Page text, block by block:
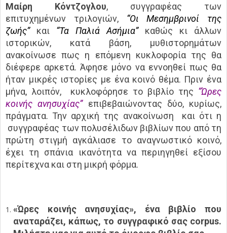
Μαίρη Κόντζογλου, συγγραφέας των
επιτυχημένων τριλογιών, “Οι Μεσημβρινοί της
ζωής”και “Τα Παλιά Ασήμια”καθώς κι άλλων
ιστορικών, κατά βάση, μυθιστορημάτων
ανακοίνωσε πως η επόμενη κυκλοφορία της θα
διέφερε αρκετά. Άφησε μόνο να εννοηθεί πως θα
ήταν μικρές ιστορίες με ένα κοινό θέμα. Πριν ένα
μήνα, λοιπόν, κυκλοφόρησε το βιβλίο της “Ώρες
κοινής ανησυχίας”επιβεβαιώνοντας δύο, κυρίως,
πράγματα. Την αρχική της ανακοίνωση και ότι η
συγγραφέας των πολυσέλιδων βιβλίων που από τη
πρώτη στιγμή αγκάλιασε το αναγνωστικό κοινό,
έχει τη σπάνια ικανότητα να περιηγηθεί εξίσου
περίτεχνα και στη μικρή φόρμα.
«Ώρες κοινής ανησυχίας», ένα βιβλίο που
αναταράζει, κάπως, το συγγραφικό σας corpus.